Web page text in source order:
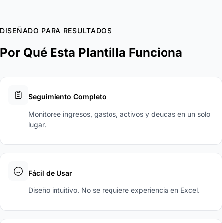
DISEÑADO PARA RESULTADOS
Por Qué Esta Plantilla Funciona
Seguimiento Completo
Monitoree ingresos, gastos, activos y deudas en un solo
lugar.
Fácil de Usar
Diseño intuitivo. No se requiere experiencia en Excel.